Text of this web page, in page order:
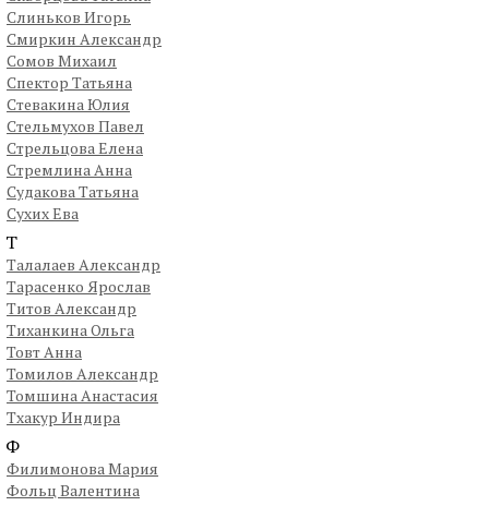
Слиньков Игорь
Смиркин Александр
Сомов Михаил
Спектор Татьяна
Стевакина Юлия
Стельмухов Павел
Стрельцова Елена
Стремлина Анна
Судакова Татьяна
Сухих Ева
Т
Талалаев Александр
Тарасенко Ярослав
Титов Александр
Тиханкина Ольга
Товт Анна
Томилов Александр
Томшина Анастасия
Тхакур Индира
Ф
Филимонова Мария
Фольц Валентина